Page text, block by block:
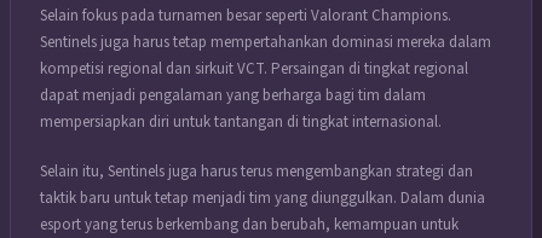
Selain fokus pada turnamen besar seperti Valorant Champions.
Sentinels juga harus tetap mempertahankan dominasi mereka dalam
kompetisi regional dan sirkuit VCT. Persaingan di tingkat regional
dapat menjadi pengalaman yang berharga bagi tim dalam
mempersiapkan diri untuk tantangan di tingkat internasional.
Selain itu, Sentinels juga harus terus mengembangkan strategi dan
taktik baru untuk tetap menjadi tim yang diunggulkan. Dalam dunia
esport yang terus berkembang dan berubah, kemampuan untuk